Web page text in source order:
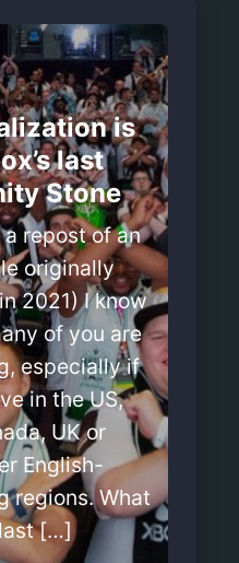
is
last
Stone
a repost of an
originally
2021) I know
of you are
especially if
in the US,
UK or
English-
regions. What
[…]